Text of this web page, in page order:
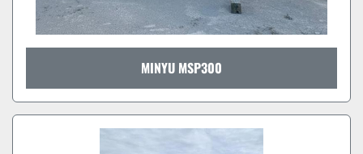
MINYU MSP300